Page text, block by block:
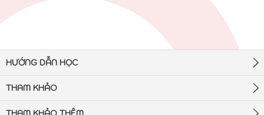
HƯỚNG DẪN HỌC
THAM KHẢO